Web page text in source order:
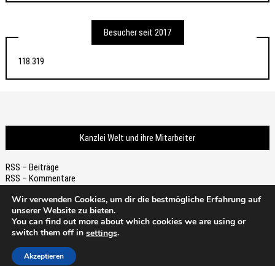
Besucher seit 2017
118.319
Kanzlei Welt und ihre Mitarbeiter
RSS – Beiträge
RSS – Kommentare
Thema vonScissor Themes
Wir verwenden Cookies, um dir die bestmögliche Erfahrung auf
unserer Website zu bieten.
You can find out more about which cookies we are using or
switch them off in settings.
Akzeptieren